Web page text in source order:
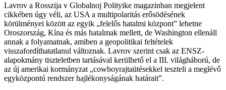
Lavrov a Rosszija v Globalnoj Polityike magazinban megjelent
cikkében úgy véli, az USA a multipolaritás erősödésének
körülményei között az egyik „felelős hatalmi központ” lehetne
Oroszország, Kína és más hatalmak mellett, de Washington ellenáll
annak a folyamatnak, amiben a geopolitikai feltételek
visszafordíthatatlanul változnak. Lavrov szerint csak az ENSZ-
alapokmány tiszteletben tartásával kerülhető el a III. világháború, de
az új amerikai kormányzat „cowboyrajtaütésekkel teszteli a meglévő
egyközpontú rendszer hajlékonyságának határait”.